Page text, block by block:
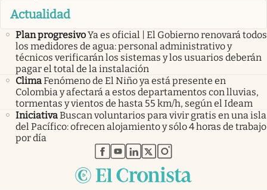
Actualidad
Plan progresivoYa es oficial | El Gobierno renovará todos
los medidores de agua: personal administrativo y
técnicos verificarán los sistemas y los usuarios deberán
pagar el total de la instalación
ClimaFenómeno de El Niño ya está presente en
Colombia y afectará a estos departamentos con lluvias,
tormentas y vientos de hasta 55 km/h, según el Ideam
IniciativaBuscan voluntarios para vivir gratis en una isla
del Pacífico: ofrecen alojamiento y sólo 4 horas de trabajo
por día
abre en nueva pestaña
abre en nueva pestaña
abre en nueva pestaña
abre en nueva pestaña
abre en nueva pestaña